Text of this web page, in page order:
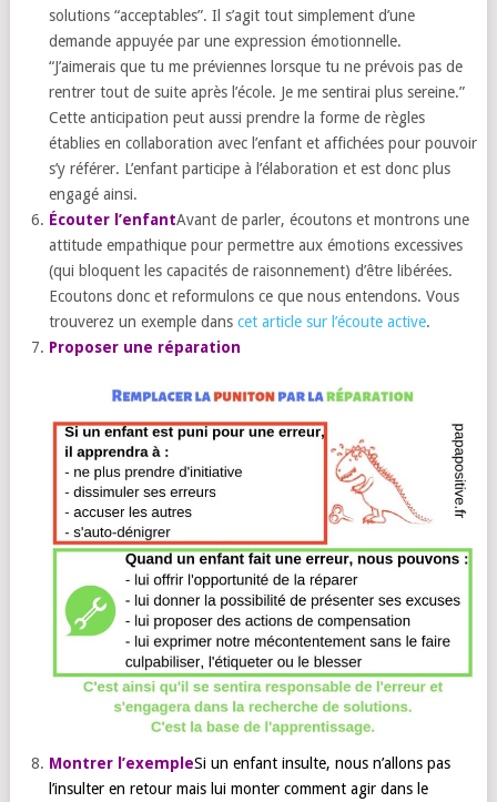
solutions “acceptables”. Il s’agit tout simplement d’une
demande appuyée par une expression émotionnelle.
“J’aimerais que tu me préviennes lorsque tu ne prévois pas de
rentrer tout de suite après l’école. Je me sentirai plus sereine.”
Cette anticipation peut aussi prendre la forme de règles
établies en collaboration avec l’enfant et affichées pour pouvoir
s’y référer. L’enfant participe à l’élaboration et est donc plus
engagé ainsi.
Écouter l’enfantAvant de parler, écoutons et montrons une
attitude empathique pour permettre aux émotions excessives
(qui bloquent les capacités de raisonnement) d’être libérées.
Ecoutons donc et reformulons ce que nous entendons. Vous
trouverez un exemple danscet article sur l’écoute active.
Proposer une réparation
Montrer l’exempleSi un enfant insulte, nous n’allons pas
l’insulter en retour mais lui monter comment agir dans le